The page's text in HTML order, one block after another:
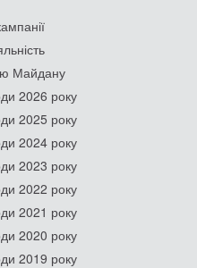
Майдану
2026 року
2025 року
2024 року
2023 року
2022 року
2021 року
2020 року
2019 року